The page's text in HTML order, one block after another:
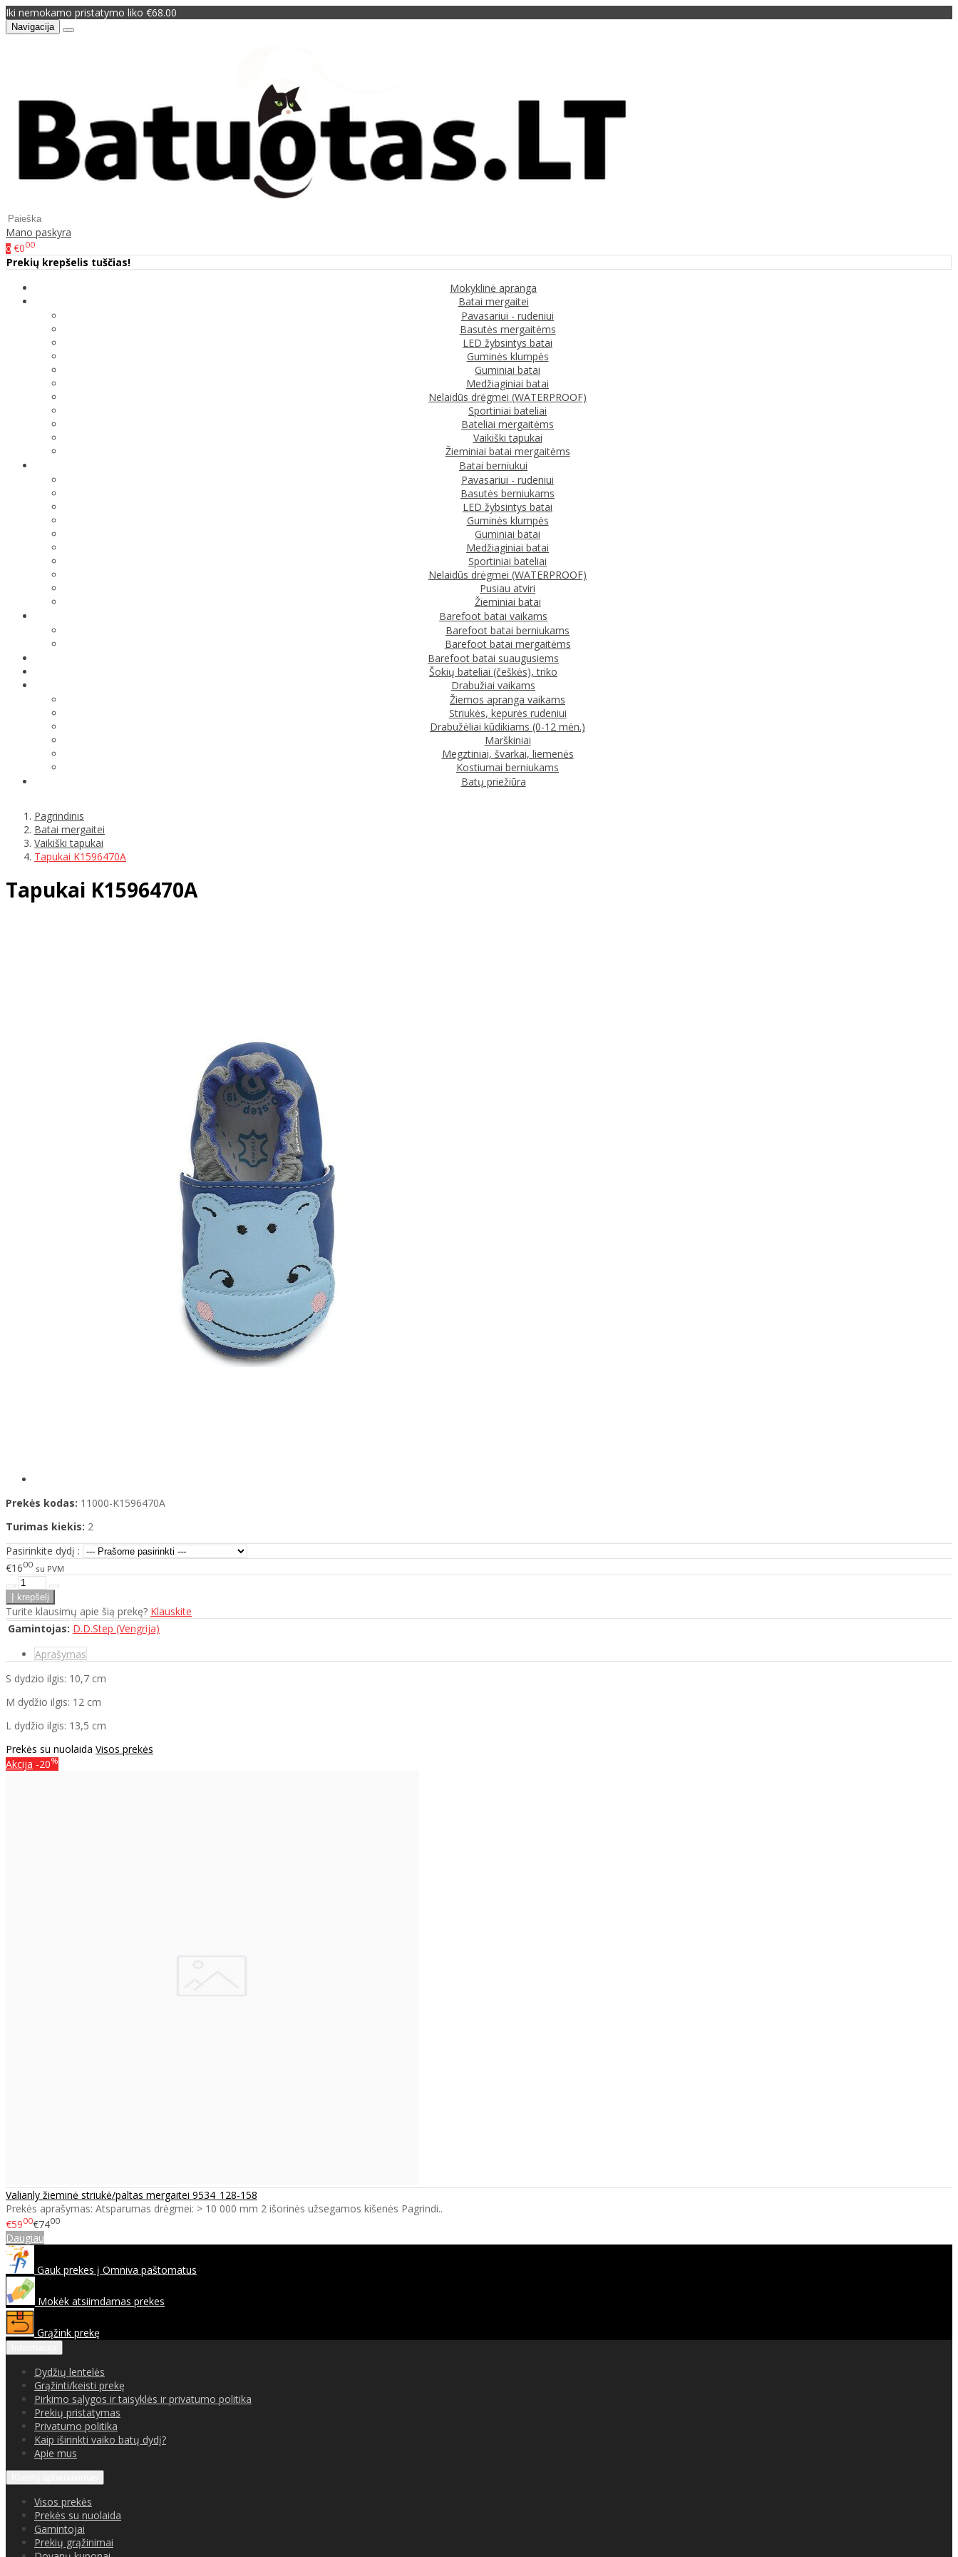
Iki nemokamo pristatymo liko €68.00
Navigacija
Mano paskyra
0 €000
Prekių krepšelis tuščias!
Mokyklinė apranga
Batai mergaitei
Pavasariui - rudeniui
Basutės mergaitėms
LED žybsintys batai
Guminės klumpės
Guminiai batai
Medžiaginiai batai
Nelaidūs drėgmei (WATERPROOF)
Sportiniai bateliai
Bateliai mergaitėms
Vaikiški tapukai
Žieminiai batai mergaitėms
Batai berniukui
Pavasariui - rudeniui
Basutės berniukams
LED žybsintys batai
Guminės klumpės
Guminiai batai
Medžiaginiai batai
Sportiniai bateliai
Nelaidūs drėgmei (WATERPROOF)
Pusiau atviri
Žieminiai batai
Barefoot batai vaikams
Barefoot batai berniukams
Barefoot batai mergaitėms
Barefoot batai suaugusiems
Šokių bateliai (češkės), triko
Drabužiai vaikams
Žiemos apranga vaikams
Striukės, kepurės rudeniui
Drabužėliai kūdikiams (0-12 mėn.)
Marškiniai
Megztiniai, švarkai, liemenės
Kostiumai berniukams
Batų priežiūra
Pagrindinis
Batai mergaitei
Vaikiški tapukai
Tapukai K1596470A
Tapukai K1596470A
Prekės kodas: 11000-K1596470A
Turimas kiekis: 2
Pasirinkite dydį :
€1600 su PVM
Turite klausimų apie šią prekę? Klauskite
Gamintojas: D.D.Step (Vengrija)
Aprašymas
S dydzio ilgis: 10,7 cm
M dydžio ilgis: 12 cm
L dydžio ilgis: 13,5 cm
Prekės su nuolaida Visos prekės
Akcija -20%
Valianly žieminė striukė/paltas mergaitei 9534_128-158
Prekės aprašymas: Atsparumas drėgmei: > 10 000 mm 2 išorinės užsegamos kišenės Pagrindi..
€5900€7400
Daugiau
Gauk prekes į Omniva paštomatus
Mokėk atsiimdamas prekes
Grąžink prekę
Dydžių lentelės
Grąžinti/keisti prekę
Pirkimo sąlygos ir taisyklės ir privatumo politika
Prekių pristatymas
Privatumo politika
Kaip iširinkti vaiko batų dydį?
Apie mus
Visos prekės
Prekės su nuolaida
Gamintojai
Prekių grąžinimai